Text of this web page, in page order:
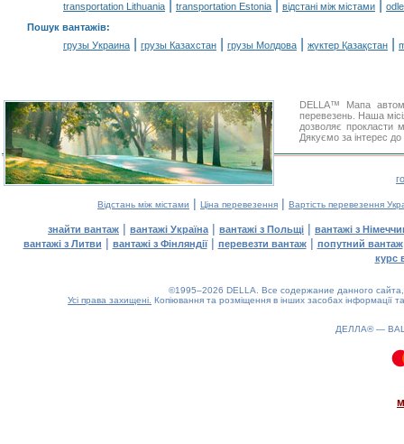
transportation Lithuania
transportation Estonia відстані між містами
Пошук вантажів:
грузы Украина
грузы Казахстан грузы Молдова жүктер Қазақстан
DELLA™ Мапа
перевезень. Наша
дозволяє прокласти
Дякуємо за інтерес
Відстань між містами | Ціна перевезення | Вартість перевезення
знайти вантаж | вантажі Україна | вантажі з Польщі | вантажі з
вантажі з Литви | вантажі з Фінляндії| перевезти вантаж| попутний вантаж
курс
©1995–2026 DELLA. Все содержание данного
Усі права захищені. Копіювання та розміщення в інших засобах інформації
ДЕЛЛА® —